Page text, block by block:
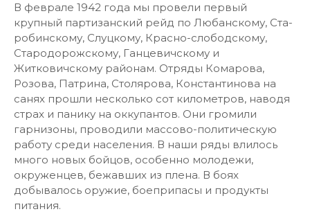
В феврале 1942 года мы провели первый
крупный партизанский рейд по Любанскому, Ста-
робинскому, Слуцкому, Красно-слободскому,
Стародорожскому, Ганцевичскому и
Житковичскому районам. Отряды Комарова,
Розова, Патрина, Столярова, Константинова на
санях прошли несколько сот километров, наводя
страх и панику на оккупантов. Они громили
гарнизоны, проводили массово-политическую
работу среди населения. В наши ряды влилось
много новых бойцов, особенно молодежи,
окруженцев, бежавших из плена. В боях
добывалось оружие, боеприпасы и продукты
питания.